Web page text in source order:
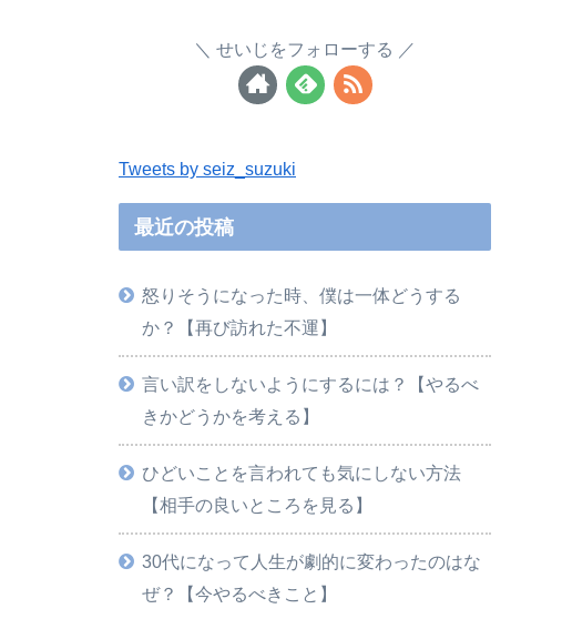
せいじをフォローする
Tweets by seiz_suzuki
最近の投稿
怒りそうになった時、僕は一体どうする
か？【再び訪れた不運】
言い訳をしないようにするには？【やるべ
きかどうかを考える】
ひどいことを言われても気にしない方法
【相手の良いところを見る】
30代になって人生が劇的に変わったのはな
ぜ？【今やるべきこと】